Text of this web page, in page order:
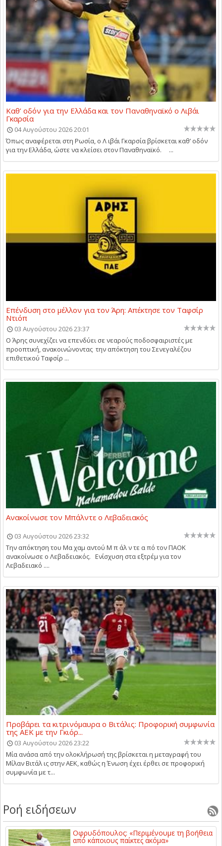
Καθ’ οδόν για την Ελλάδα και τον Παναθηναϊκό ο Λιβάι
Γκαρσία
04 Αυγούστου 2026 20:01
Όπως αναφέρεται στη Ρωσία, ο Λ ιβάι Γκαρσία βρίσκεται καθ’ οδόν
για την Ελλάδα, ώστε να κλείσει στον Παναθηναϊκό. ...
Επένδυση στο μέλλον για τον Άρη: Απέκτησε τον Ταφσίρ
Ντιόπ
03 Αυγούστου 2026 23:37
Ο Άρης συνεχίζει να επενδύει σε νεαρούς ποδοσφαιριστές με
προοπτική, ανακοινώνοντας την απόκτηση του Σενεγαλέζου
επιθετικού Ταφσίρ ...
Ανακοίνωσε τον Μπάλντε ο Λεβαδειακός
03 Αυγούστου 2026 23:32
Την απόκτηση του Μα χαμ αντού Μ π άλ ν τε α πό τον ΠΑΟΚ
ανακοίνωσε ο Λεβαδειακός. Ενίσχυση στα εξτρέμ για τον
Λεβαδειακό ....
Προβάρει τα κιτρινόμαυρα ο Βιτάλις: Προφορική συμφωνία
της ΑΕΚ με την Γκιόρ...
03 Αυγούστου 2026 23:22
Μία ανάσα από την ολοκλήρωσή της βρίσκεται η μεταγραφή του
Μίλαν Βιτάλ ις στην ΑΕΚ, καθώς η Ένωση έχει έρθει σε προφορική
συμφωνία με τ...
Ροή ειδήσεων
Οφρυδόπουλος: «Περιμένουμε τη βοήθεια
από κάποιους παίκτες ακόμα»